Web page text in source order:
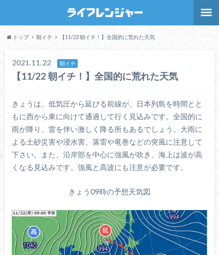
トップ 朝イチ 【11/22 朝イチ！】全国的に荒れた天気
2021.11.22 朝イチ
【11/22 朝イチ！】全国的に荒れた天気
きょうは、低気圧から延びる前線が、日本列島を時間とと
もに西から東に向けて通過して行く見込みです。全国的に
雨が降り、雷を伴い激しく降る所もあるでしょう。大雨に
よる土砂災害や浸水害、落雷や竜巻などの突風に注意して
下さい。また、沿岸部を中心に強風が吹き、海上は波が高
くなる見込みです。強風と高波にも注意が必要です。
きょう09時の予想天気図